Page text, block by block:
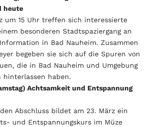
heute
um 15 Uhr treffen sich interessierte
besonderen Stadtspaziergang an
in Bad Nauheim. Zusammen
begeben sie sich auf die Spuren von
die in Bad Nauheim und Umgebung
hinterlassen haben.
Achtsamkeit und Entspannung
Abschluss bildet am 23. März ein
und Entspannungskurs im Müze